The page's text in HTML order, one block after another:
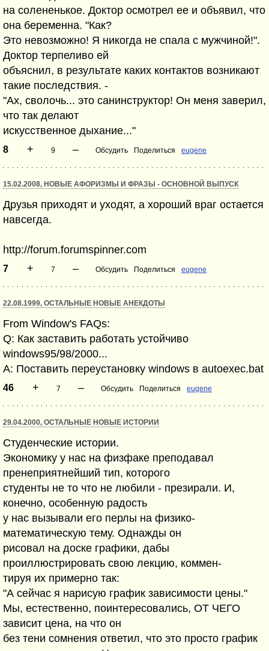
на солененькое. Доктор осмотрел ее и объявил, что
она беременна. "Как?
Это невозможно! Я никогда не спала с мужчиной!".
Доктор терпеливо ей
объяснил, в результате каких контактов возникают
такие последствия. -
"Ах, сволочь... это санинструктор! Он меня заверил,
что так делают
искусственное дыхание..."
8 + 9 – Обсудить Поделиться eugene
15.02.2008, НОВЫЕ АФОРИЗМЫ И ФРАЗЫ - ОСНОВНОЙ ВЫПУСК
Друзья приходят и уходят, а хороший враг остается
навсегда.
http://forum.forumspinner.com
7 + 7 – Обсудить Поделиться eugene
22.08.1999, ОСТАЛЬНЫЕ НОВЫЕ АНЕКДОТЫ
From Window's FAQs:
Q: Как заставить работать устойчиво
windows95/98/2000...
A: Поставить переустановку windows в autoexec.bat
46 + 7 – Обсудить Поделиться eugene
29.04.2000, ОСТАЛЬНЫЕ НОВЫЕ ИСТОРИИ
Студенческие истории.
Экономику у нас на физфаке преподавал
пренеприятнейший тип, которого
студенты не то что не любили - презирали. И,
конечно, особенную радость
у нас вызывали его перлы на физико-
математическую тему. Однажды он
рисовал на доске графики, дабы
проиллюстрировать свою лекцию, коммен-
тируя их примерно так:
"А сейчас я нарисую график зависимости цены."
Мы, естественно, поинтересовались, ОТ ЧЕГО
зависит цена, на что он
без тени сомнения ответил, что это просто график